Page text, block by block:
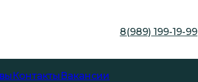
Контакты Вакансии
8(989) 199-19-99